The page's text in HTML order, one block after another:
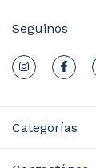
Seguinos
Categorías